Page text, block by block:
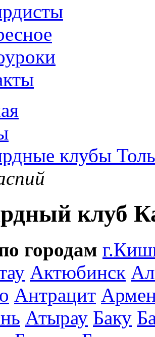
клубы
клуб
городам
Актюбинск
Антрацит
Атырау Баку